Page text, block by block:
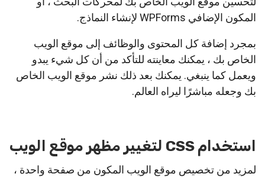
المكون الإضافي WPForms لإنشاء النماذج.
بمجرد إضافة كل المحتوى والوظائف إلى موقع الويب
الخاص بك ، يمكنك معاينته للتأكد من أن كل شيء يبدو
ويعمل كما ينبغي. يمكنك بعد ذلك نشر موقع الويب الخاص
بك وجعله مباشرًا ليراه العالم.
استخدام CSS لتغيير مظهر موقع الويب
لمزيد من تخصيص موقع الويب المكون من صفحة واحدة ،